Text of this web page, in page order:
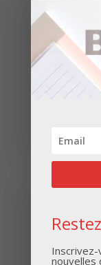
Brèves
Revue de
Archives
2024
2023
nouvelles